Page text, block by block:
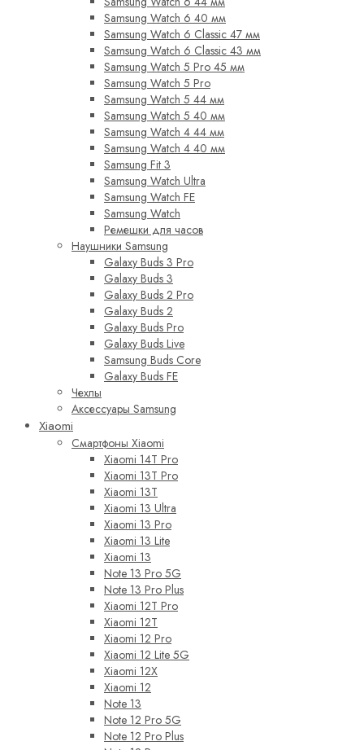
Samsung Watch 6 40 мм
Samsung Watch 6 Classic 47 мм
Samsung Watch 6 Classic 43 мм
Samsung Watch 5 Pro 45 мм
Samsung Watch 5 Pro
Samsung Watch 5 44 мм
Samsung Watch 5 40 мм
Samsung Watch 4 44 мм
Samsung Watch 4 40 мм
Samsung Fit 3
Samsung Watch Ultra
Samsung Watch FE
Samsung Watch
Ремешки для часов
Наушники Samsung
Galaxy Buds 3 Pro
Galaxy Buds 3
Galaxy Buds 2 Pro
Galaxy Buds 2
Galaxy Buds Pro
Galaxy Buds Live
Samsung Buds Core
Galaxy Buds FE
Чехлы
Аксессуары Samsung
Xiaomi
Смартфоны Xiaomi
Xiaomi 14T Pro
Xiaomi 13T Pro
Xiaomi 13T
Xiaomi 13 Ultra
Xiaomi 13 Pro
Xiaomi 13 Lite
Xiaomi 13
Note 13 Pro 5G
Note 13 Pro Plus
Xiaomi 12T Pro
Xiaomi 12T
Xiaomi 12 Pro
Xiaomi 12 Lite 5G
Xiaomi 12X
Xiaomi 12
Note 13
Note 12 Pro 5G
Note 12 Pro Plus